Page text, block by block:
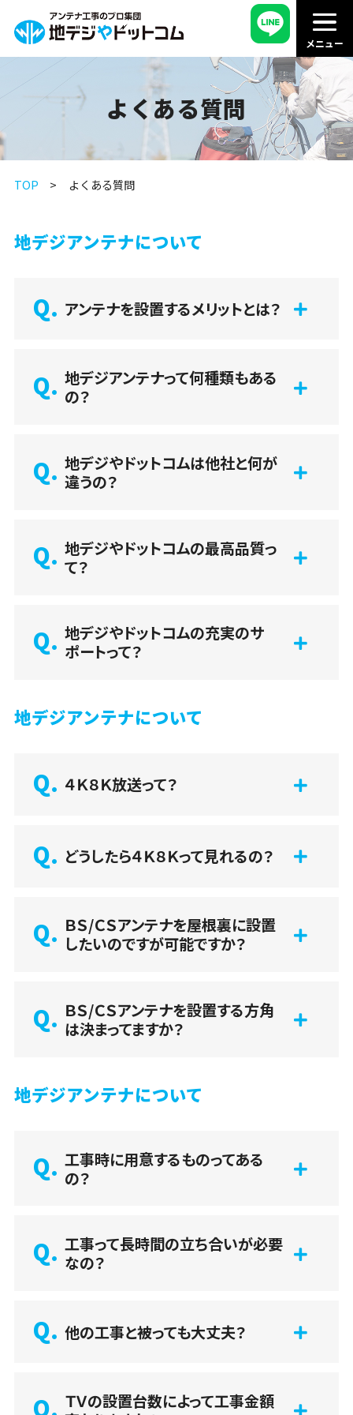
よくある質問
TOP よくある質問
地デジアンテナについて
アンテナを設置するメリットとは？
地デジアンテナって何種類もある
の？
地デジやドットコムは他社と何が
違うの？
地デジやドットコムの最高品質っ
て？
地デジやドットコムの充実のサ
ポートって？
地デジアンテナについて
４Ｋ８Ｋ放送って？
どうしたら４Ｋ８Ｋって見れるの？
ＢＳ/ＣＳアンテナを屋根裏に設置
したいのですが可能ですか？
ＢＳ/ＣＳアンテナを設置する方角
は決まってますか？
地デジアンテナについて
工事時に用意するものってある
の？
工事って長時間の立ち合いが必要
なの？
他の工事と被っても大丈夫？
ＴＶの設置台数によって工事金額